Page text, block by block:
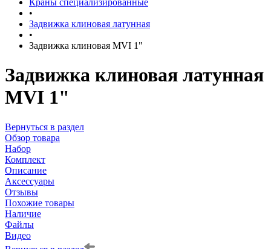
Краны специализированные
•
Задвижка клиновая латунная
•
Задвижка клиновая MVI 1"
Задвижка клиновая латунная
MVI 1"
Вернуться в раздел
Обзор товара
Набор
Комплект
Описание
Аксессуары
Отзывы
Похожие товары
Наличие
Файлы
Видео